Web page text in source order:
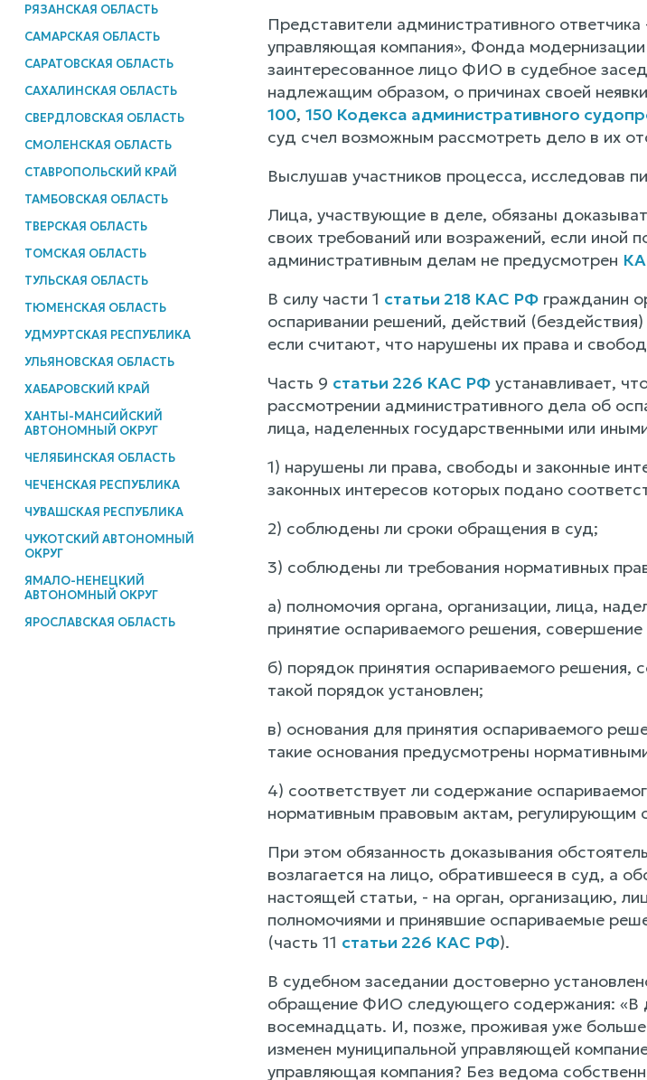
РЯЗАНСКАЯ ОБЛАСТЬ
САМАРСКАЯ ОБЛАСТЬ
САРАТОВСКАЯ ОБЛАСТЬ
САХАЛИНСКАЯ ОБЛАСТЬ
СВЕРДЛОВСКАЯ ОБЛАСТЬ
СМОЛЕНСКАЯ ОБЛАСТЬ
СТАВРОПОЛЬСКИЙ КРАЙ
ТАМБОВСКАЯ ОБЛАСТЬ
ТВЕРСКАЯ ОБЛАСТЬ
ТОМСКАЯ ОБЛАСТЬ
ТУЛЬСКАЯ ОБЛАСТЬ
ТЮМЕНСКАЯ ОБЛАСТЬ
УДМУРТСКАЯ РЕСПУБЛИКА
УЛЬЯНОВСКАЯ ОБЛАСТЬ
ХАБАРОВСКИЙ КРАЙ
ХАНТЫ-МАНСИЙСКИЙ
АВТОНОМНЫЙ ОКРУГ
ЧЕЛЯБИНСКАЯ ОБЛАСТЬ
ЧЕЧЕНСКАЯ РЕСПУБЛИКА
ЧУВАШСКАЯ РЕСПУБЛИКА
ЧУКОТСКИЙ АВТОНОМНЫЙ
ОКРУГ
ЯМАЛО-НЕНЕЦКИЙ
АВТОНОМНЫЙ ОКРУГ
ЯРОСЛАВСКАЯ ОБЛАСТЬ
Представители административного
управляющая компания», Фонда
заинтересованное лицо ФИО в судебное
надлежащим образом, о причинах своей
100, 150 Кодекса административного
суд счел возможным рассмотреть дело в их
Выслушав участников процесса, исследовав
Лица, участвующие в деле, обязаны
своих требований или возражений, если иной
административным делам не предусмотрен
В силу части 1 статьи 218 КАС РФгражданин
оспаривании решений, действий
если считают, что нарушены их права и
Часть 9 статьи 226 КАС РФустанавливает,
рассмотрении административного дела об
лица, наделенных государственными или
1) нарушены ли права, свободы и законные
законных интересов которых подано
2) соблюдены ли сроки обращения в суд;
3) соблюдены ли требования нормативных
а) полномочия органа, организации, лица,
принятие оспариваемого решения,
б) порядок принятия оспариваемого решения,
такой порядок установлен;
в) основания для принятия оспариваемого
такие основания предусмотрены
4) соответствует ли содержание
нормативным правовым актам, регулирующим
При этом обязанность доказывания
возлагается на лицо, обратившееся в суд, а
настоящей статьи, - на орган, организацию,
полномочиями и принявшие оспариваемые
(часть 11 статьи 226 КАС РФ).
В судебном заседании достоверно
обращение ФИО следующего содержания: «В
восемнадцать. И, позже, проживая уже
изменен муниципальной управляющей
управляющая компания? Без ведома